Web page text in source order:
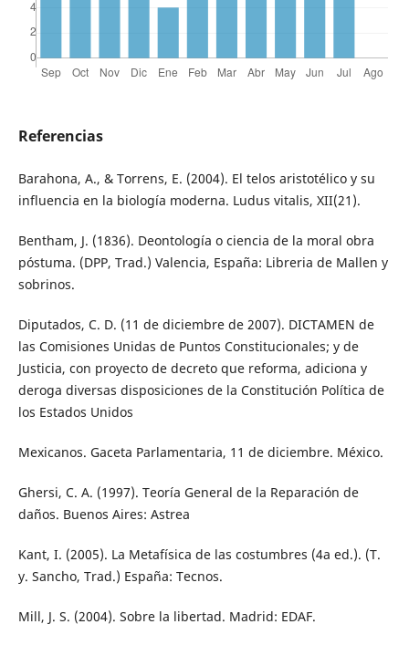
Referencias
Barahona, A., & Torrens, E. (2004). El telos aristotélico y su
influencia en la biología moderna. Ludus vitalis, XII(21).
Bentham, J. (1836). Deontología o ciencia de la moral obra
póstuma. (DPP, Trad.) Valencia, España: Libreria de Mallen y
sobrinos.
Diputados, C. D. (11 de diciembre de 2007). DICTAMEN de
las Comisiones Unidas de Puntos Constitucionales; y de
Justicia, con proyecto de decreto que reforma, adiciona y
deroga diversas disposiciones de la Constitución Política de
los Estados Unidos
Mexicanos. Gaceta Parlamentaria, 11 de diciembre. México.
Ghersi, C. A. (1997). Teoría General de la Reparación de
daños. Buenos Aires: Astrea
Kant, I. (2005). La Metafísica de las costumbres (4a ed.). (T.
y. Sancho, Trad.) España: Tecnos.
Mill, J. S. (2004). Sobre la libertad. Madrid: EDAF.